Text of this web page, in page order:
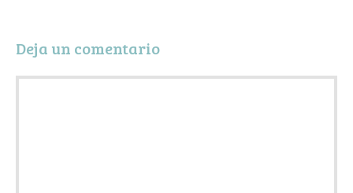
Deja un comentario